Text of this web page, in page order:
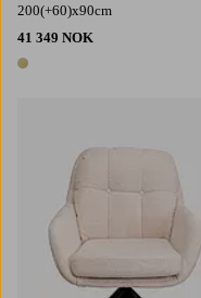
200(+60)x90cm
41 349 NOK
1 farge